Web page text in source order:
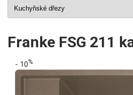
Franke FSG 211
- 10%